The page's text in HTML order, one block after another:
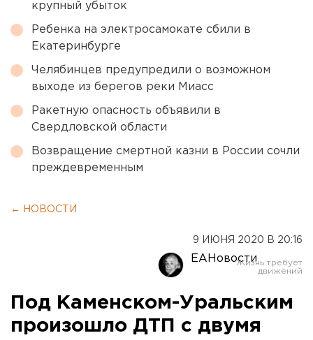
крупный убыток
Ребенка на электросамокате сбили в
Екатеринбурге
Челябинцев предупредили о возможном
выходе из берегов реки Миасс
Ракетную опасность объявили в
Свердловской области
Возвращение смертной казни в России сочли
преждевременным
← НОВОСТИ
9 ИЮНЯ 2020 В 20:16
ЕАНовости
Под Каменском-Уральским
произошло ДТП с двумя